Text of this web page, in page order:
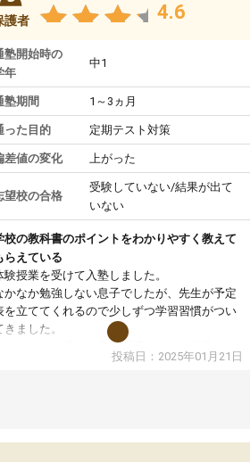
護者 4.6
塾開始時の
年
中1
塾期間 1～3ヵ月
った目的 定期テスト対策
差値の変化 上がった
望校の合格
受験していない/結果が出て
いない
校の教科書のポイントをわかりやすく教えて
らえている
験授業を受けて入塾しました。
かなか勉強しない息子でしたが、先生が予定
を立ててくれるので少しずつ学習習慣がつい
きました。
オンラインで週に一度の受講ですが、指導が無
い日も予定表に基づいて勉強したり、LINEでわ
投稿日：2025年01月21日